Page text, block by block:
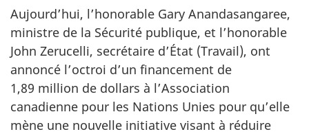
Aujourd’hui, l’honorable Gary Anandasangaree,
ministre de la Sécurité publique, et l’honorable
John Zerucelli, secrétaire d’État (Travail), ont
annoncé l’octroi d’un financement de
1,89 million de dollars à l’Association
canadienne pour les Nations Unies pour qu’elle
mène une nouvelle initiative visant à réduire